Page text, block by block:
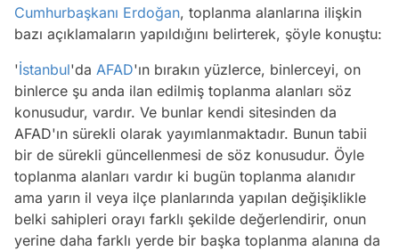
Cumhurbaşkanı Erdoğan, toplanma alanlarına ilişkin
bazı açıklamaların yapıldığını belirterek, şöyle konuştu:
'İstanbul'da AFAD'ın bırakın yüzlerce, binlerceyi, on
binlerce şu anda ilan edilmiş toplanma alanları söz
konusudur, vardır. Ve bunlar kendi sitesinden da
AFAD'ın sürekli olarak yayımlanmaktadır. Bunun tabii
bir de sürekli güncellenmesi de söz konusudur. Öyle
toplanma alanları vardır ki bugün toplanma alanıdır
ama yarın il veya ilçe planlarında yapılan değişiklikle
belki sahipleri orayı farklı şekilde değerlendirir, onun
yerine daha farklı yerde bir başka toplanma alanına da
Test